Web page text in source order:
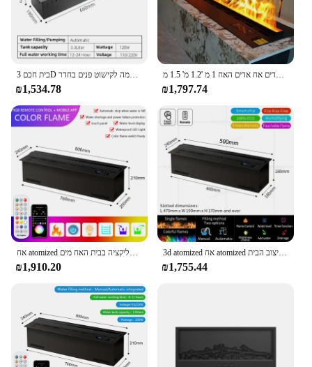
₪1,534.78
אדים האח מים להבה אדים אש אדים מרחוק שליטה בפנים 7 הוביל אדים אח אדים האח 1 מ '1.2 מ' 1.5 מ'
₪1,797.74
₪1,910.20
3d atomized אח atomized שליטה צבעונית אקולוגית מים נבונים אדים האח סלון חדר שינה עיצוב הבית
₪1,755.44